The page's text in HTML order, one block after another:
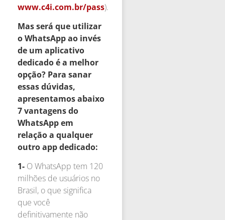
www.c4i.com.br/pass).
Mas será que utilizar
o WhatsApp ao invés
de um aplicativo
dedicado é a melhor
opção? Para sanar
essas dúvidas,
apresentamos abaixo
7 vantagens do
WhatsApp em
relação a qualquer
outro app dedicado:
1- O WhatsApp tem 120
milhões de usuários no
Brasil, o que significa
que você
definitivamente não